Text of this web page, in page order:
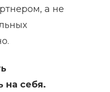
а не
на себя.